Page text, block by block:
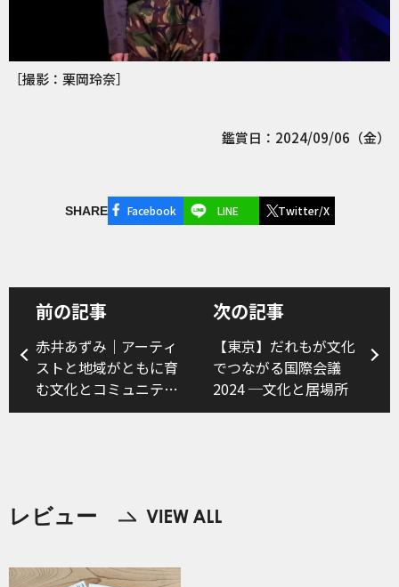
［撮影：栗岡玲奈］
鑑賞日：2024/09/06（金）
SHARE Facebook LINE Twitter/X
前の記事
赤井あずみ｜アーティ
ストと地域がともに育
む文化とコミュニティ
──中国・四国のアー
次の記事
【東京】だれもが文化
でつながる国際会議
2024 ─文化と居場所
レビュー